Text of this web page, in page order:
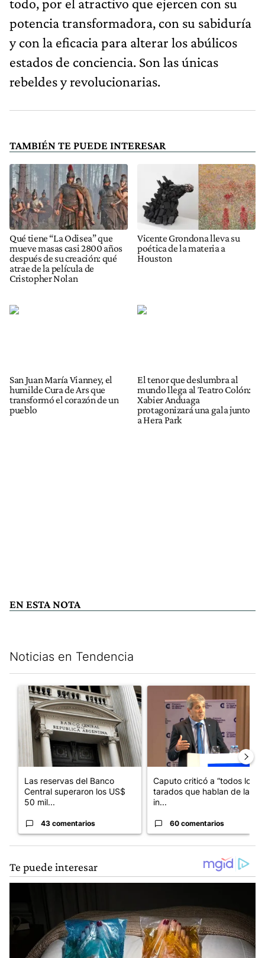
todo, por el atractivo que ejercen con su
potencia transformadora, con su sabiduría
y con la eficacia para alterar los abúlicos
estados de conciencia. Son las únicas
rebeldes y revolucionarias.
TAMBIÉN TE PUEDE INTERESAR
Qué tiene “La Odisea” que
mueve masas casi 2800 años
después de su creación: qué
atrae de la película de
Cristopher Nolan
Vicente Grondona lleva su
poética de la materia a
Houston
San Juan María Vianney, el
humilde Cura de Ars que
transformó el corazón de un
pueblo
El tenor que deslumbra al
mundo llega al Teatro Colón:
Xabier Anduaga
protagonizará una gala junto
a Hera Park
EN ESTA NOTA
Noticias en Tendencia
Un artículo de tendencia con el título "Las reservas del Banco
Las reservas del Banco
Central superaron los US$
50 mil...
43 comentarios
Caputo criticó a “todos los
tarados que hablan de la
in...
60 comentarios